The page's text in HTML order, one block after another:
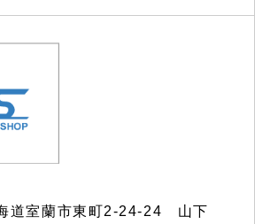
道室蘭市東町2-24-24 山下